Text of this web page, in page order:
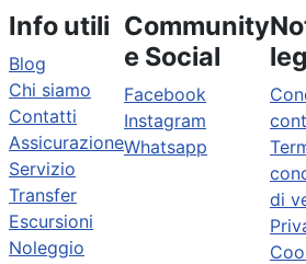
Info utili
Blog
Chi siamo
Contatti
Assicurazione
Servizio
Transfer
Escursioni
Noleggio
Community
e Social
Facebook
Instagram
Whatsapp
di